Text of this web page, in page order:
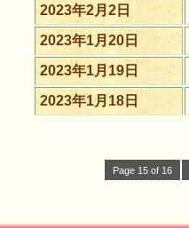
2023年2月2日
2023年1月20日
2023年1月19日
2023年1月18日
Page 15 of 16